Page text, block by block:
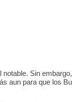
notable. Sin
aun para que los